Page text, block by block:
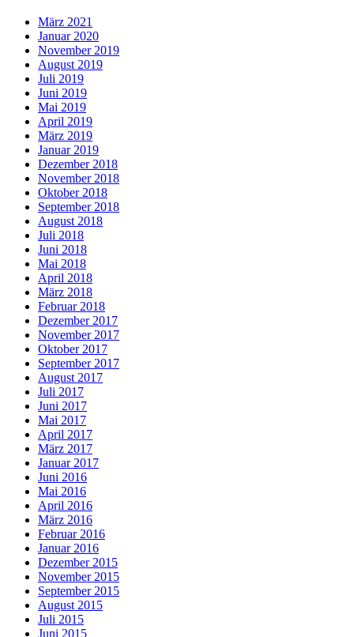
März 2021
Januar 2020
November 2019
August 2019
Juli 2019
Juni 2019
Mai 2019
April 2019
März 2019
Januar 2019
Dezember 2018
November 2018
Oktober 2018
September 2018
August 2018
Juli 2018
Juni 2018
Mai 2018
April 2018
März 2018
Februar 2018
Dezember 2017
November 2017
Oktober 2017
September 2017
August 2017
Juli 2017
Juni 2017
Mai 2017
April 2017
März 2017
Januar 2017
Juni 2016
Mai 2016
April 2016
März 2016
Februar 2016
Januar 2016
Dezember 2015
November 2015
September 2015
August 2015
Juli 2015
Juni 2015